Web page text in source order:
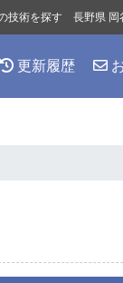
更新履歴
技術を探す 長野県 岡